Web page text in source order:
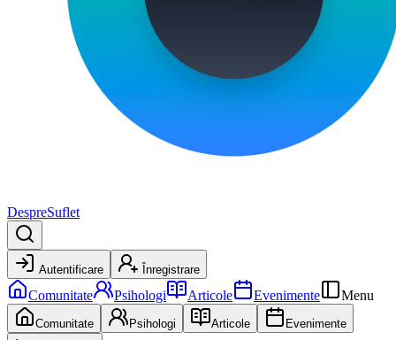
DespreSuflet
Autentificare Înregistrare
Comunitate Psihologi Articole Evenimente Menu
Comunitate Psihologi Articole Evenimente